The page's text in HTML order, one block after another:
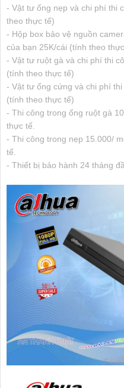
- Vật tư ống nẹp và chi phí thi
theo thực tế)
- Hộp box bảo vệ nguồn
của bạn 25K/cái (tính theo
- Vật tư ruột gà và chi phí thi
(tính theo thực tế)
- Vật tư ống cứng và chi phí
(tính theo thực tế)
- Thi công trong ống ruột gà
thực tế.
- Thi công trong nẹp 15.000/
tế.
- Thiết bị bảo hành 24 tháng